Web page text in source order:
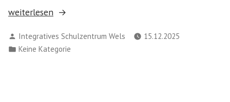
„ISZ
Weihnachtlicher
FAIRkaufsstand“
weiterlesen
Verfasst
von
Integratives Schulzentrum Wels
15.12.2025
Veröffentlicht
Keine Kategorie